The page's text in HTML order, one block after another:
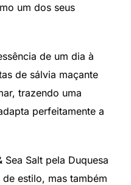
um dos seus
de um dia à
de sálvia maçante
trazendo uma
perfeitamente a
Salt pela Duquesa
estilo, mas também